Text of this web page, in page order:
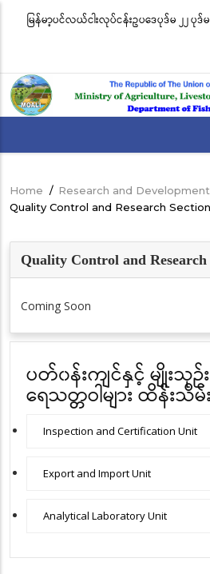
မြန်မာ့ပင်လယ်ငါးလုပ်ငန်းဥပဒေပုဒ်မ ၂၂ ပုဒ်
ကိရိယာအမျိုးအစားအလိုက် လိုင်စင်ခနှုန်းထာ
Breadcrumb
Home / Research and
Quality Control and Research Section
Quality Control and Research
Coming Soon
ပတ်၀န်းကျင်နှင့် မျိုးသုဉ်း
ရေသတ္တဝါများ ထိန်းသိမ်
Inspection and Certification Unit
Export and Import Unit
Analytical Laboratory Unit